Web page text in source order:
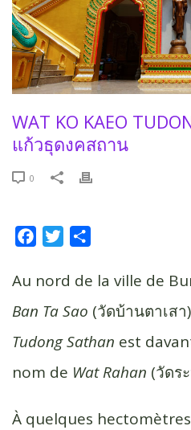
WAT KO KAEO
แก้วธุดงคสถาน
0
c
b
o
k
i
t
e
r
a
g
r
Au nord de la ville de
Ban Ta Sao (วัดบ้านตาเสา
Tudong Sathan est
nom de Wat Rahan (วัดร
À quelques